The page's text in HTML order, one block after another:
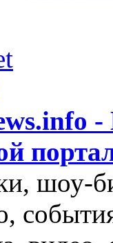
шоу-